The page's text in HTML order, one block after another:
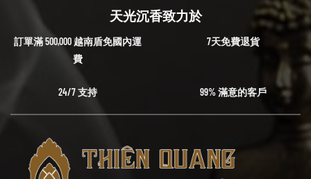
天光沉香致力於
訂單滿 500,000 越南盾免國內運
費
7天免費退貨
24/7 支持 99% 滿意的客戶